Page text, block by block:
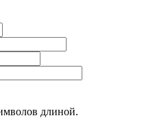
длиной.